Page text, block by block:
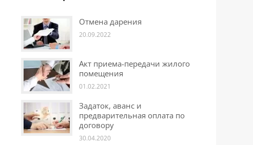
Отмена дарения
20.09.2022
Акт приема-передачи жилого
помещения
01.02.2021
Задаток, аванс и
предварительная оплата по
договору
30.04.2020